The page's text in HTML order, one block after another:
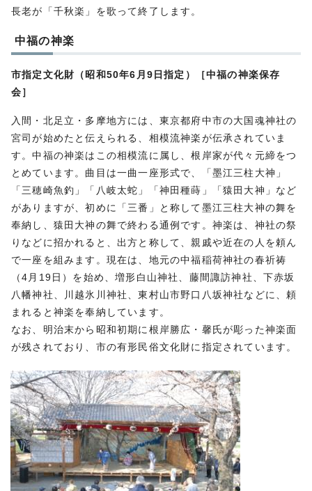
長老が「千秋楽」を歌って終了します。
中福の神楽
市指定文化財（昭和50年6月9日指定）［中福の神楽保存
会］
入間・北足立・多摩地方には、東京都府中市の大国魂神社の
宮司が始めたと伝えられる、相模流神楽が伝承されていま
す。中福の神楽はこの相模流に属し、根岸家が代々元締をつ
とめています。曲目は一曲一座形式で、「墨江三柱大神」
「三穂崎魚釣」「八岐太蛇」「神田種蒔」「猿田大神」など
がありますが、初めに「三番」と称して墨江三柱大神の舞を
奉納し、猿田大神の舞で終わる通例です。神楽は、神社の祭
りなどに招かれると、出方と称して、親戚や近在の人を頼ん
で一座を組みます。現在は、地元の中福稲荷神社の春祈祷
（4月19日）を始め、増形白山神社、藤間諏訪神社、下赤坂
八幡神社、川越氷川神社、東村山市野口八坂神社などに、頼
まれると神楽を奉納しています。
なお、明治末から昭和初期に根岸勝広・馨氏が彫った神楽面
が残されており、市の有形民俗文化財に指定されています。